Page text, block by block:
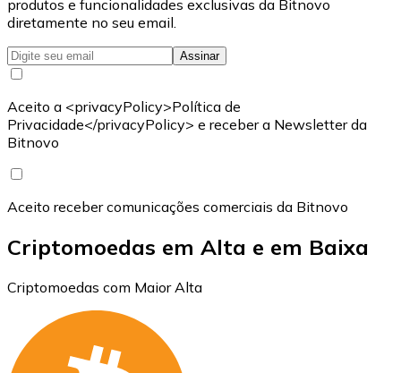
produtos e funcionalidades exclusivas da Bitnovo
diretamente no seu email.
Assinar
Aceito a <privacyPolicy>Política de
Privacidade</privacyPolicy> e receber a Newsletter da
Bitnovo
Aceito receber comunicações comerciais da Bitnovo
Criptomoedas em Alta e em Baixa
Criptomoedas com Maior Alta